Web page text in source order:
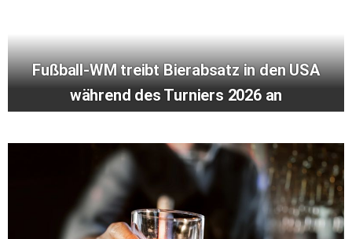
Fußball-WM treibt Bierabsatz in den USA
während des Turniers 2026 an